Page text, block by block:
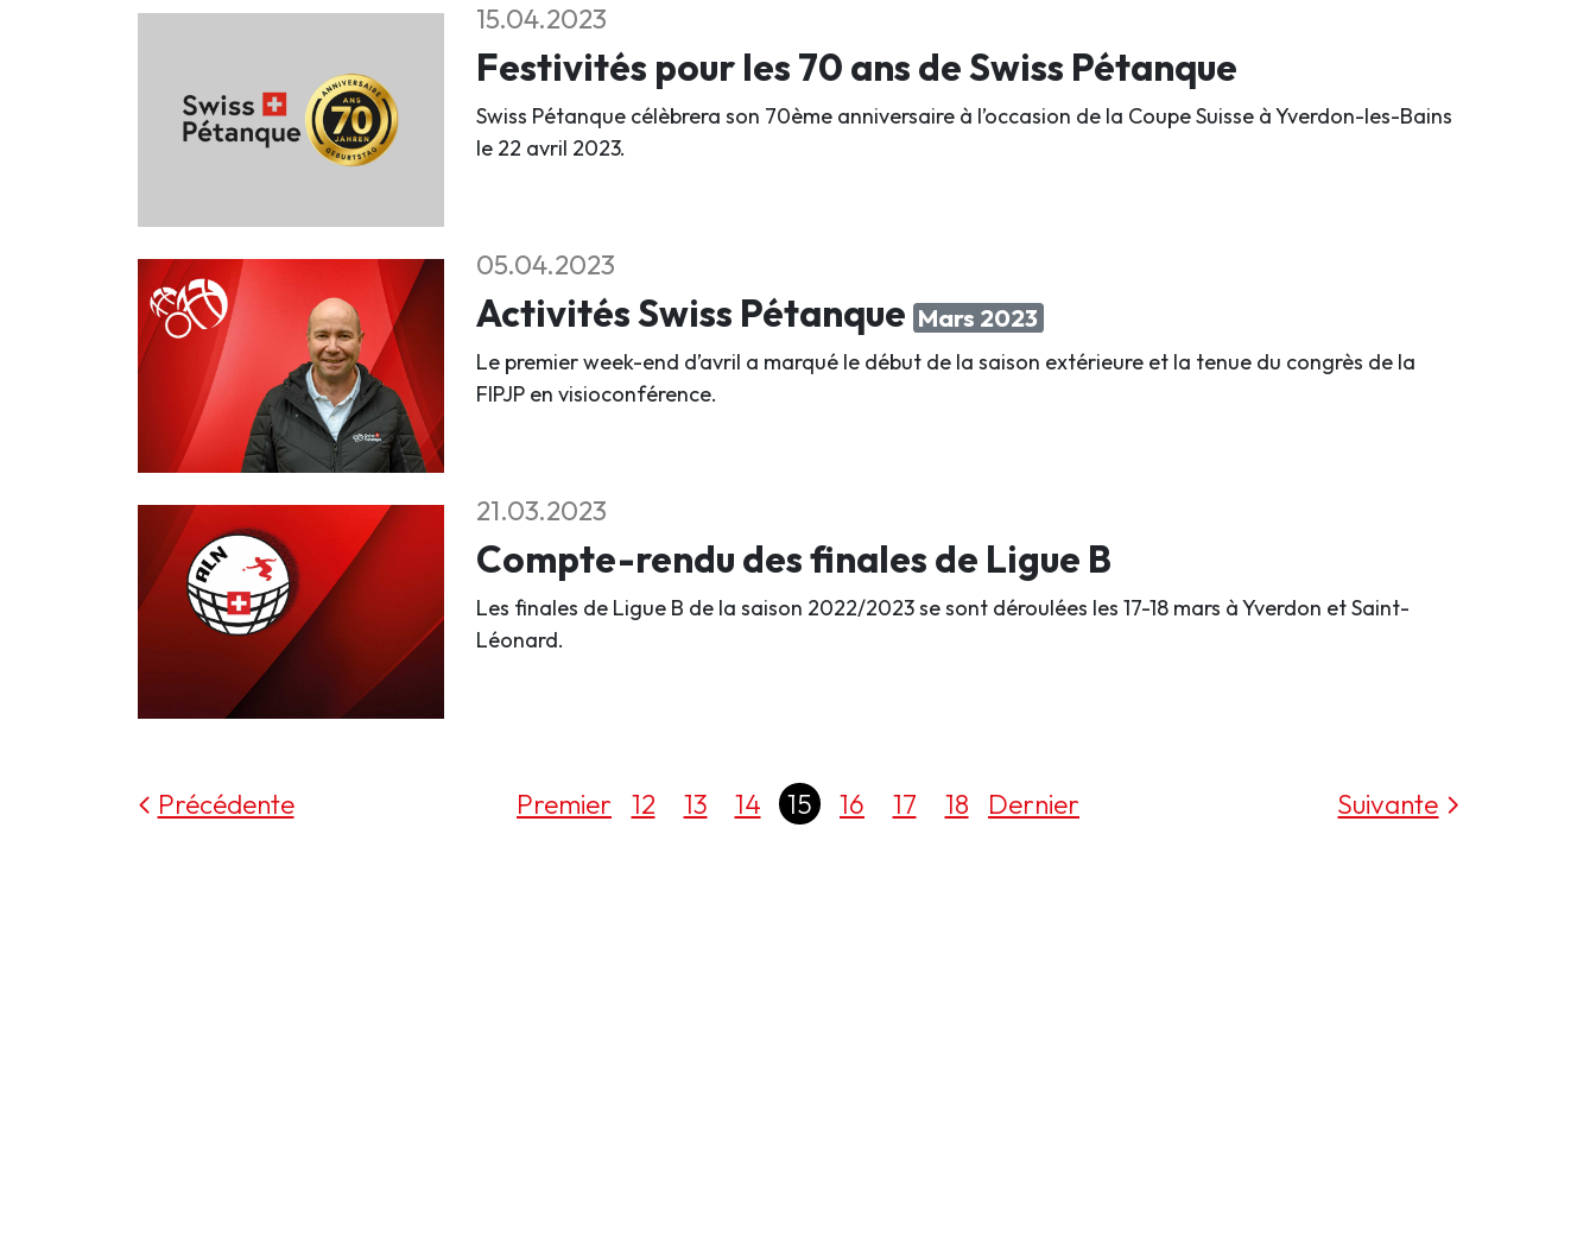
15.04.2023
Festivités pour les 70 ans de Swiss Pétanque
Swiss Pétanque célèbrera son 70ème anniversaire à l’occasion de la Coupe Suisse à Yverdon-les-Bains
le 22 avril 2023.
05.04.2023
Activités Swiss Pétanque Mars 2023
Le premier week-end d’avril a marqué le début de la saison extérieure et la tenue du congrès de la
FIPJP en visioconférence.
21.03.2023
Compte-rendu des finales de Ligue B
Les finales de Ligue B de la saison 2022/2023 se sont déroulées les 17-18 mars à Yverdon et Saint-
Léonard.
Précédente Premier 12 13 14 15 16 17 18 Dernier Suivante